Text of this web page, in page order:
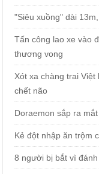
"Siêu xuồng" dài
Tấn công lao xe vào
thương vong
Xót xa chàng trai
chết não
Doraemon sắp ra
Kẻ đột nhập ăn trộm
8 người bị bắt vì